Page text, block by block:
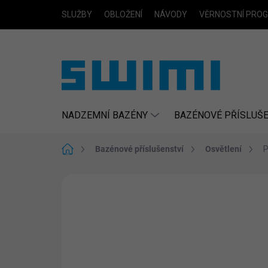
obsah
SLUŽBY OBLOŽENÍ NÁVODY VĚRNOSTNÍ
NADZEMNÍ BAZÉNY BAZÉNOVÉ
Domů Bazénové příslušenství Osvětlení